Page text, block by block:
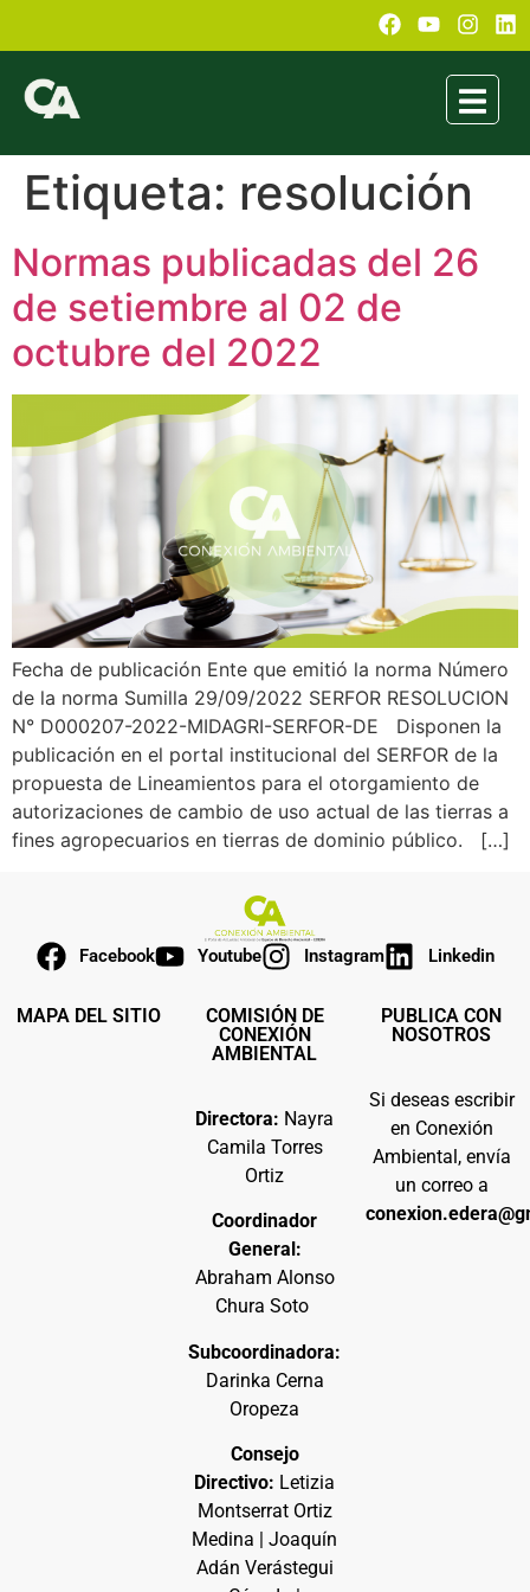
Etiqueta: resolución
Normas publicadas del 26
de setiembre al 02 de
octubre del 2022
Fecha de publicación Ente que emitió la norma Número
de la norma Sumilla 29/09/2022 SERFOR RESOLUCION
N° D000207-2022-MIDAGRI-SERFOR-DE Disponen la
publicación en el portal institucional del SERFOR de la
propuesta de Lineamientos para el otorgamiento de
autorizaciones de cambio de uso actual de las tierras a
fines agropecuarios en tierras de dominio público. […]
Facebook Youtube Instagram Linkedin
MAPA DEL SITIO
COMISIÓN DE
CONEXIÓN
AMBIENTAL
Directora: Nayra
Camila Torres
Ortiz
Coordinador
General:
Abraham Alonso
Chura Soto
Subcoordinadora:
Darinka Cerna
Oropeza
Consejo
Directivo: Letizia
Montserrat Ortiz
Medina | Joaquín
Adán Verástegui
PUBLICA CON
NOSOTROS
Si deseas escribir
en Conexión
Ambiental, envía
un correo a